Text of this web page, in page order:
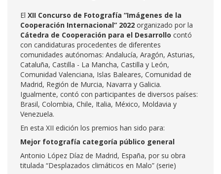
El XII Concurso de Fotografía “Imágenes de la
Cooperación Internacional” 2022 organizado por la
Cátedra de Cooperación para el Desarrollo contó
con candidaturas procedentes de diferentes
comunidades autónomas: Andalucía, Aragón, Asturias,
Cataluña, Castilla - La Mancha, Castilla y León,
Comunidad Valenciana, Islas Baleares, Comunidad de
Madrid, Región de Murcia, Navarra y Galicia.
Igualmente, contó con participantes de diversos países:
Brasil, Colombia, Chile, Italia, México, Moldavia y
Venezuela.
En esta XII edición los premios han sido para:
Mejor fotografía categoría público general
Antonio López Díaz de Madrid, España, por su obra
titulada “Desplazados climáticos en Malo” (serie)